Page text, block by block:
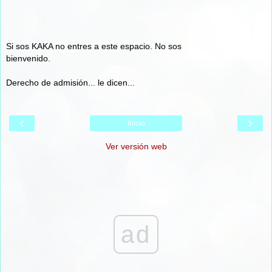
Si sos KAKA no entres a este espacio. No sos
bienvenido.
Derecho de admisión... le dicen...
‹ ›
Inicio
Ver versión web
ad